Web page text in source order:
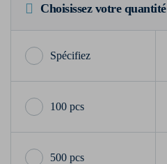
Choisissez votre quantité
100 pcs
500 pcs